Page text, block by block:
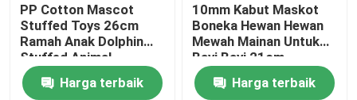
Mainan Anjing Kain
Mantel Bayi Baru Lahir
PP Cotton Mascot
Stuffed Toys 26cm
Ramah Anak Dolphin
Stuffed Animal
Harga terbaik
10mm Kabut Maskot
Boneka Hewan Hewan
Mewah Mainan Untuk
Bayi Bayi 21cm
Harga terbaik